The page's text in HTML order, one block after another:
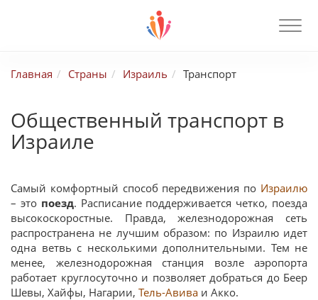
Главная Страны Израиль Транспорт
Общественный транспорт в
Израиле
Самый комфортный способ передвижения по Израилю
– это поезд. Расписание поддерживается четко, поезда
высокоскоростные. Правда, железнодорожная сеть
распространена не лучшим образом: по Израилю идет
одна ветвь с несколькими дополнительными. Тем не
менее, железнодорожная станция возле аэропорта
работает круглосуточно и позволяет добраться до Беер
Шевы, Хайфы, Нагарии, Тель-Авива и Акко.